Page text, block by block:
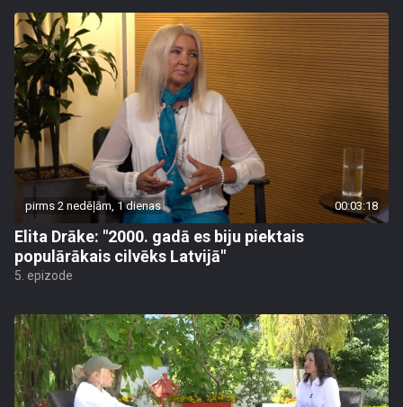
pirms 2 nedēļām, 1 dienas 00:03:18
Elita Drāke: "2000. gadā es biju piektais
populārākais cilvēks Latvijā"
5. epizode